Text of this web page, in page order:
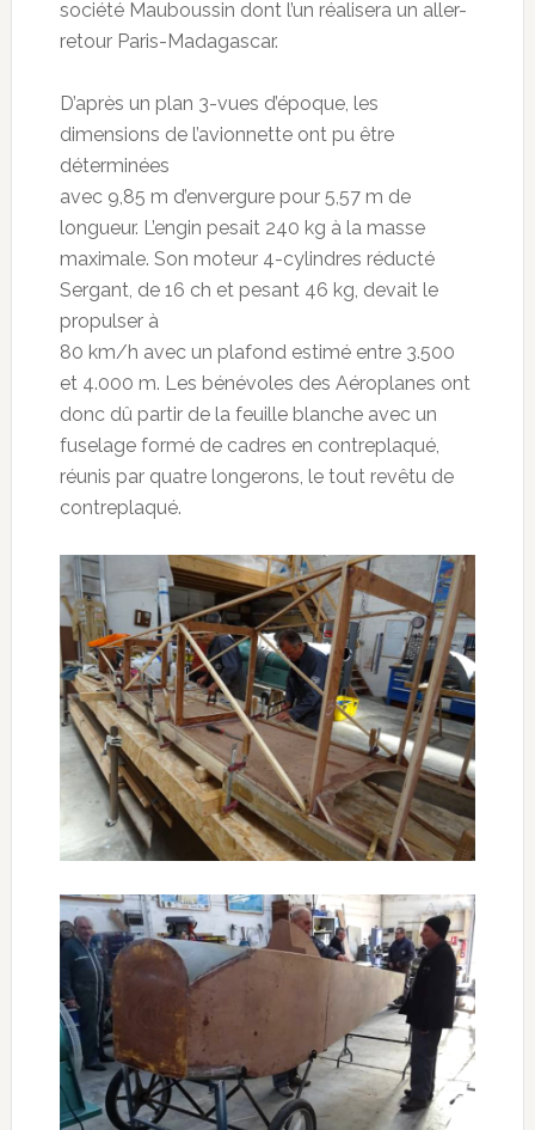
société Mauboussin dont l’un réalisera un aller-
retour Paris-Madagascar.
D’après un plan 3-vues d’époque, les
dimensions de l’avionnette ont pu être
déterminées
avec 9,85 m d’envergure pour 5,57 m de
longueur. L’engin pesait 240 kg à la masse
maximale. Son moteur 4-cylindres réducté
Sergant, de 16 ch et pesant 46 kg, devait le
propulser à
80 km/h avec un plafond estimé entre 3.500
et 4.000 m. Les bénévoles des Aéroplanes ont
donc dû partir de la feuille blanche avec un
fuselage formé de cadres en contreplaqué,
réunis par quatre longerons, le tout revêtu de
contreplaqué.